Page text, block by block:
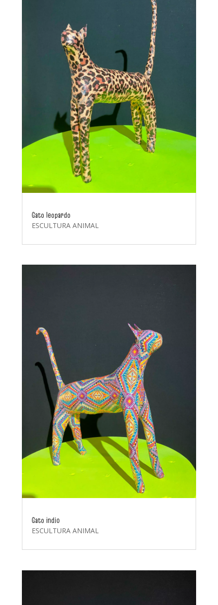
Gato leopardo
ESCULTURA ANIMAL
Gato indio
ESCULTURA ANIMAL